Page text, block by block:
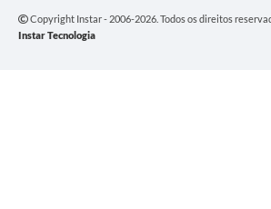
Copyright Instar - 2006-2026. Todos os direitos
Instar Tecnologia